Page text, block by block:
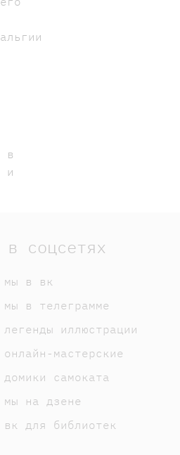
в
и
в соцсетях
мы в вк
мы в телеграмме
легенды иллюстрации
онлайн-мастерские
домики самоката
мы на дзене
вк для библиотек